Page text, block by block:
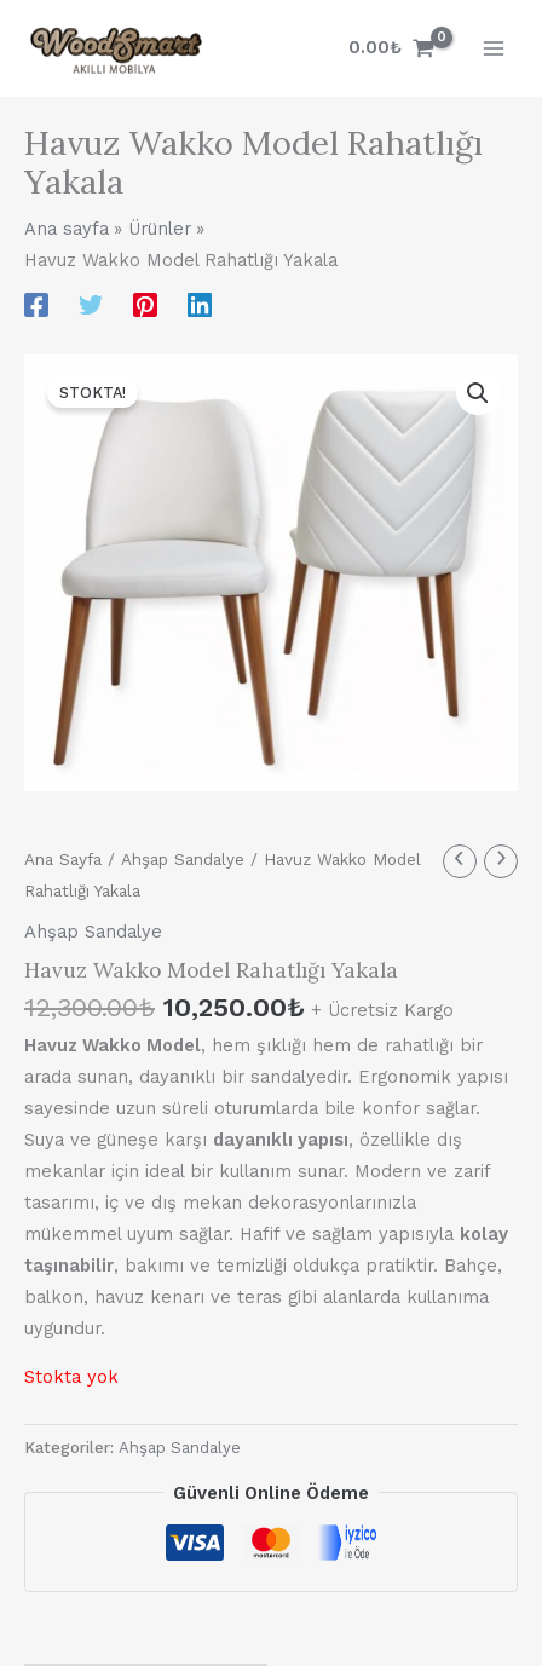
0.00₺
Havuz Wakko Model Rahatlığı
Yakala
Ana sayfa
Ürünler
Havuz Wakko Model Rahatlığı Yakala
STOKTA!
Ana Sayfa / Ahşap Sandalye / Havuz Wakko Model
Rahatlığı Yakala
Ahşap Sandalye
Havuz Wakko Model Rahatlığı Yakala
12,300.00₺
Orijinal
10,250.00₺
Şu
+ Ücretsiz Kargo
Havuz Wakko Model, hem şıklığı hem de rahatlığı bir
arada sunan, dayanıklı bir sandalyedir. Ergonomik yapısı
sayesinde uzun süreli oturumlarda bile konfor sağlar.
Suya ve güneşe karşı dayanıklı yapısı, özellikle dış
mekanlar için ideal bir kullanım sunar. Modern ve zarif
tasarımı, iç ve dış mekan dekorasyonlarınızla
mükemmel uyum sağlar. Hafif ve sağlam yapısıyla kolay
taşınabilir, bakımı ve temizliği oldukça pratiktir. Bahçe,
balkon, havuz kenarı ve teras gibi alanlarda kullanıma
uygundur.
Stokta yok
Kategoriler: Ahşap Sandalye
Güvenli Online Ödeme